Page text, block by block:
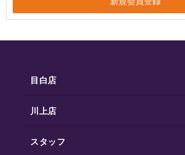
目白店
川上店
スタッフ